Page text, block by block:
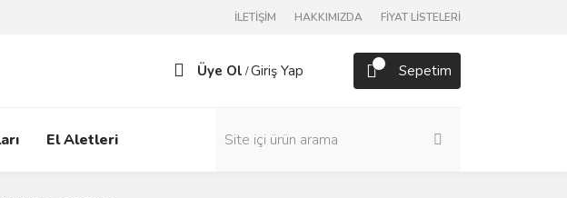
İLETİŞİM HAKKIMIZDA FİYAT LİSTELERİ
Üye Ol /Giriş Yap Sepetim
El Aletleri